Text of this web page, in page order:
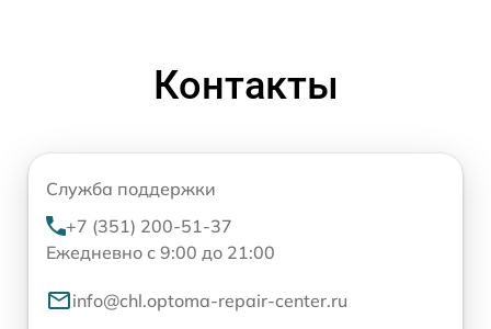
Контакты
Служба поддержки
+7 (351) 200-51-37
Ежедневно с 9:00 до 21:00
info@chl.optoma-repair-center.ru